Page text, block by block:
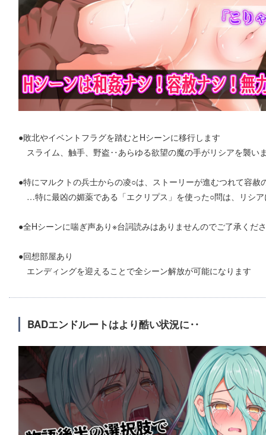
●敗北やイベントフラグを踏むとHシーンに移行します
スライム、触手、野盗‥あらゆる欲望の魔の手がリシアを襲い
●特にマルクトの兵士からの凌○は、ストーリーが進むつれて容赦
…特に最凶の媚薬である「エクリプス」を使った○問は、リシ
●全Hシーンに喘ぎ声あり※台詞読みはありませんのでご了承くだ
●回想部屋あり
エンディングを迎えることで全シーン解放が可能になります
BADエンドルートはより酷い状況に‥